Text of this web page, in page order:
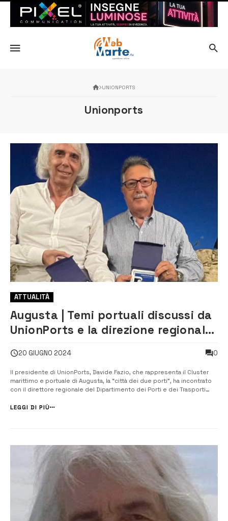
UNIONPORTS
Unionports
ATTUALITÀ
Augusta | Temi portuali discussi da
UnionPorts e la direzione regionale
20 GIUGNO 2024 0
Il presidente di UnionPorts, Davide Fazio, che rappresenta il Cluster
marittimo e portuale di Augusta, la “città dei due porti”, ha incontrato
con il direttore regionale del Dipartimento dei Porti e dei Trasporti
della serata, alla presenza del direttivo de...
LEGGI DI PIÙ